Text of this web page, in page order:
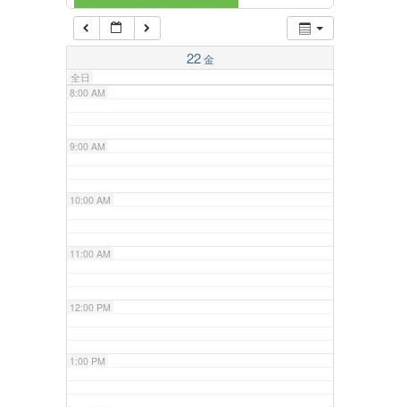
22 金
全日
7:00 AM
8:00 AM
9:00 AM
10:00 AM
11:00 AM
12:00 PM
1:00 PM